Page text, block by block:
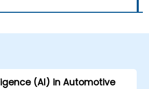
(AI) in Automotive